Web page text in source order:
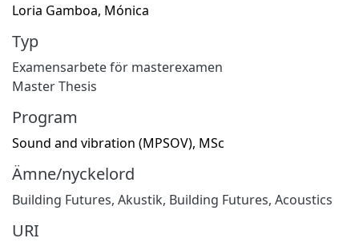
Loria Gamboa, Mónica
Typ
Examensarbete för masterexamen
Master Thesis
Program
Sound and vibration (MPSOV), MSc
Ämne/nyckelord
Building Futures, Akustik, Building Futures, Acoustics
URI